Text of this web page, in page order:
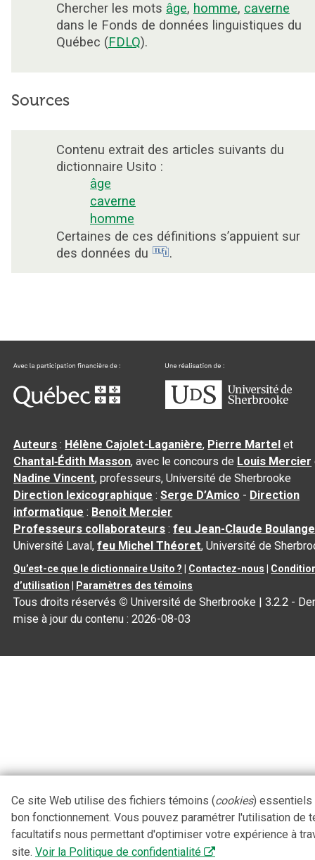
Chercher les mots âge, homme, caverne
dans le Fonds de données linguistiques du
Québec (FDLQ).
Sources
Contenu extrait des articles suivants du
dictionnaire Usito :
âge
caverne
homme
Certaines de ces définitions s’appuient sur
des données du
.
Auteurs : Hélène Cajolet-Laganière, Pierre Martel et
Chantal‑Édith Masson, avec le concours de Louis Mercier
Nadine Vincent, professeurs, Université de Sherbrooke
Direction lexicographique :Serge D’Amico - Direction
informatique : Benoit Mercier
Professeurs collaborateurs :feu Jean-Claude
Université Laval,feu Michel Théoret, Université de
Qu’est-ce que le dictionnaire Usito ? Contactez-nous
d’utilisation
Paramètres des témoins
Tous droits réservés © Université de Sherbrooke |3.2.2 -
mise à jour du contenu :2026-08-03
Ce site Web utilise des fichiers témoins (cookies) essentiels
bon fonctionnement. Vous pouvez paramétrer l'utilisation de
facultatifs nous permettant d'optimiser votre expérience à
site. Voir la Politique de confidentialité